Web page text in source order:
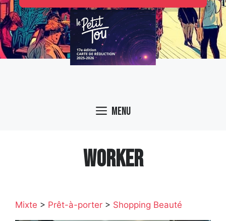
Menu
WORKER
Mixte > Prêt-à-porter > Shopping Beauté